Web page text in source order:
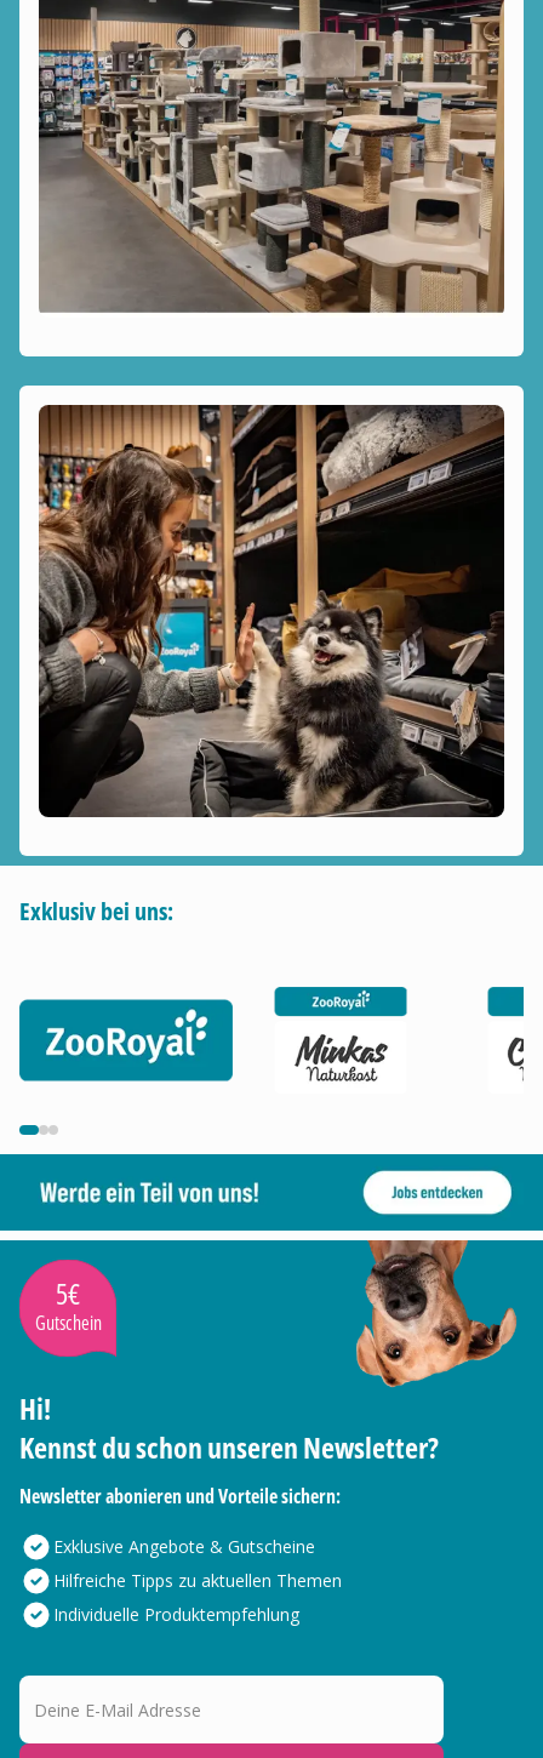
Exklusiv bei uns:
5€
Gutschein
Hi!
Kennst du schon unseren Newsletter?
Newsletter abonieren und Vorteile sichern:
Exklusive Angebote & Gutscheine
Hilfreiche Tipps zu aktuellen Themen
Individuelle Produktempfehlung
Deine E-Mail Adresse